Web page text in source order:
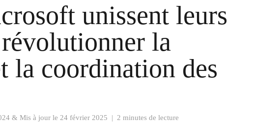
unissent leurs
la
la coordination des
& Mis à jour le 24 février 2025 | 2 minutes de lecture